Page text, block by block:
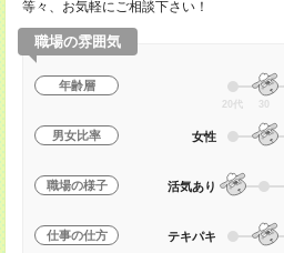
等々、お気軽にご相談下さい！
職場の雰囲気
年齢層
20代 30
男女比率 女性
職場の様子 活気あり
仕事の仕方 テキパキ